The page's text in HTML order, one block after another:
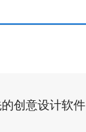
创意设计软件